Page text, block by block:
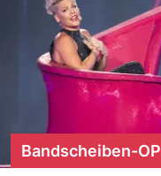
Bandscheiben-OP